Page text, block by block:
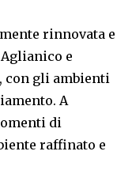
rinnovata e
e
con gli ambienti
A
di
raffinato e